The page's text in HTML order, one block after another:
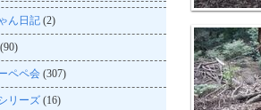
ん日記 (2)
(90)
ペペ会 (307)
リーズ (16)